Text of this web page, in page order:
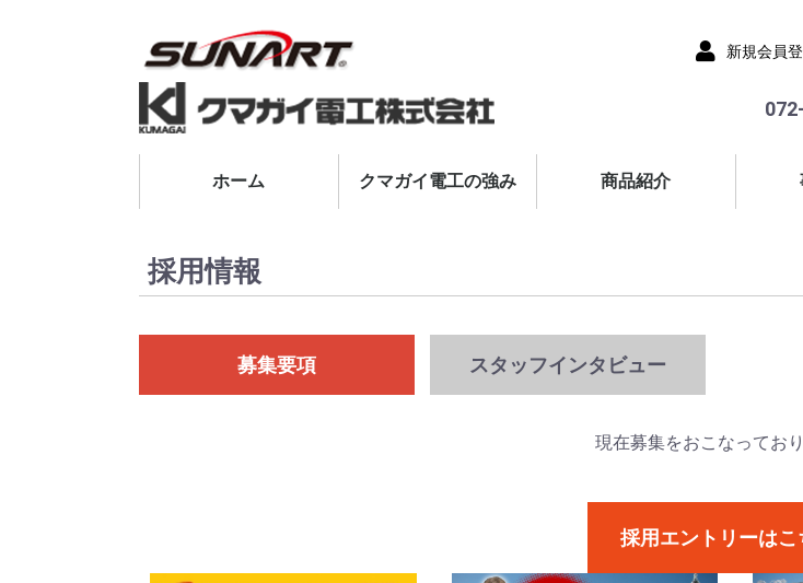
新規会員
ホーム クマガイ電工の強み 商品紹介
採用情報
募集要項 スタッフインタビュー
現在募集をおこなっており
採用エントリーはこ